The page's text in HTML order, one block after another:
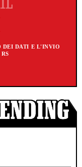
DEI DATI E L'INVIO